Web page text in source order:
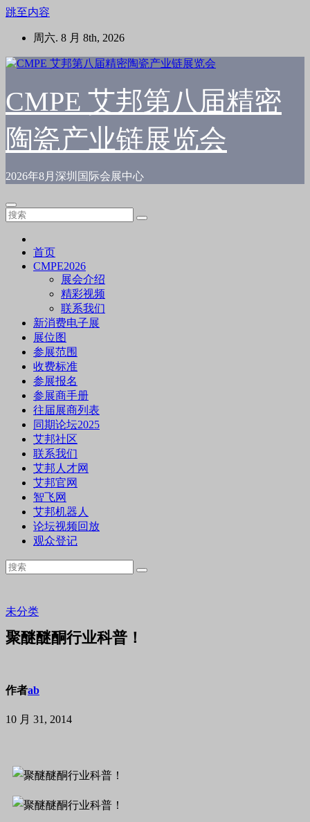
跳至内容
周六. 8 月 8th, 2026
CMPE 艾邦第八届精密
陶瓷产业链展览会
2026年8月深圳国际会展中心
首页
CMPE2026
展会介绍
精彩视频
联系我们
新消费电子展
展位图
参展范围
收费标准
参展报名
参展商手册
往届展商列表
同期论坛2025
艾邦社区
联系我们
艾邦人才网
艾邦官网
智飞网
艾邦机器人
论坛视频回放
观众登记
未分类
聚醚醚酮行业科普！
作者ab
10 月 31, 2014